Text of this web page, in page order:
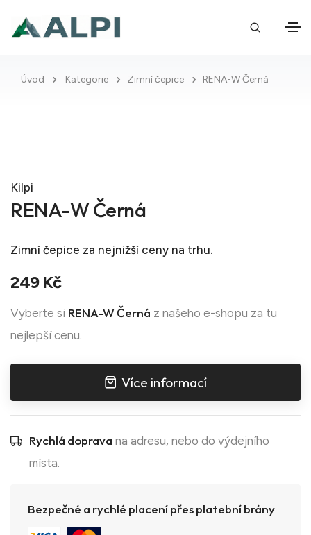
Úvod Kategorie Zimní čepice RENA-W Černá
Kilpi
RENA-W Černá
Zimní čepice za nejnižší ceny na trhu.
249 Kč
Vyberte si RENA-W Černá z našeho e-shopu za tu
nejlepší cenu.
Více informací
Rychlá doprava na adresu, nebo do výdejního
místa.
Bezpečné a rychlé placení přes platební brány